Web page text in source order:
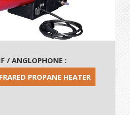
/ ANGLOPHONE :
PROPANE HEATER